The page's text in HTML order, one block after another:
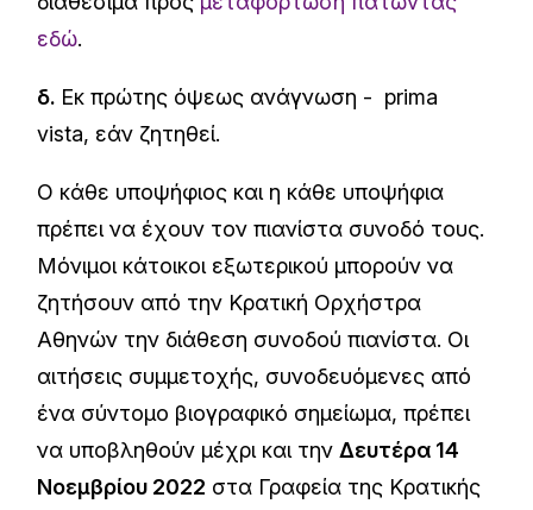
εδώ.
δ. Εκ πρώτης όψεως ανάγνωση - prima
vista, εάν ζητηθεί.
Ο κάθε υποψήφιος και η κάθε υποψήφια
πρέπει να έχουν τον πιανίστα συνοδό τους.
Μόνιμοι κάτοικοι εξωτερικού μπορούν να
ζητήσουν από την Κρατική Ορχήστρα
Αθηνών την διάθεση συνοδού πιανίστα. Οι
αιτήσεις συμμετοχής, συνοδευόμενες από
ένα σύντομο βιογραφικό σημείωμα, πρέπει
να υποβληθούν μέχρι και τηνΔευτέρα 14
Νοεμβρίου 2022 στα Γραφεία της Κρατικής